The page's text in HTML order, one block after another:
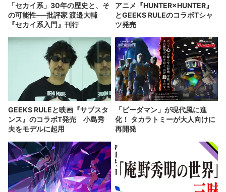
「セカイ系」30年の歴史と、そ
の可能性──批評家 渡邉大輔
『セカイ系入門』刊行
アニメ『HUNTER×HUNTER』
とGEEKS RULEのコラボTシャ
ツ発売
GEEKS RULEと映画『サブスタ
ンス』のコラボT発売 小島秀
夫をモデルに起用
「ビーダマン」が現代風に進
化！ タカラトミーが大人向けに
再開発